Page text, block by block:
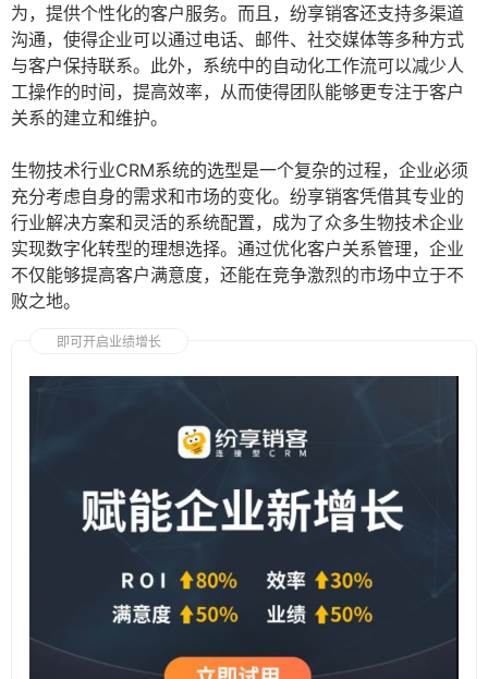
为，提供个性化的客户服务。而且，纷享销客还支持多渠道
沟通，使得企业可以通过电话、邮件、社交媒体等多种方式
与客户保持联系。此外，系统中的自动化工作流可以减少人
工操作的时间，提高效率，从而使得团队能够更专注于客户
关系的建立和维护。
生物技术行业CRM系统的选型是一个复杂的过程，企业必须
充分考虑自身的需求和市场的变化。纷享销客凭借其专业的
行业解决方案和灵活的系统配置，成为了众多生物技术企业
实现数字化转型的理想选择。通过优化客户关系管理，企业
不仅能够提高客户满意度，还能在竞争激烈的市场中立于不
败之地。
即可开启业绩增长